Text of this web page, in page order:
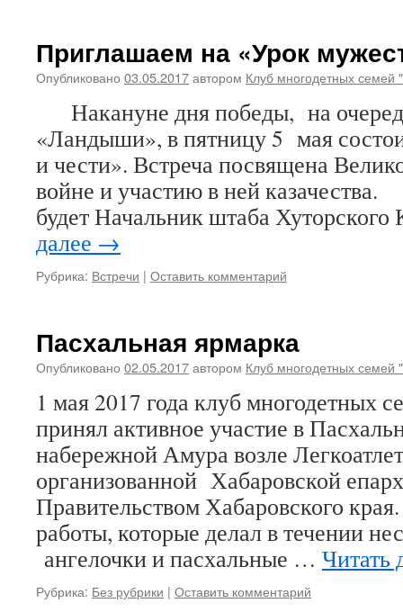
Приглашаем на «Урок
Опубликовано 03.05.2017автором Клуб многодетных
Накануне дня победы, на
«Ландыши», в пятницу 5 мая
и чести». Встреча посвящена
войне и участию в ней
будет Начальник штаба
далее →
Рубрика: Встречи | Оставить комментарий
Пасхальная ярмарка
Опубликовано 02.05.2017автором Клуб многодетных
1 мая 2017 года клуб многодетных
принял активное участие в
набережной Амура возле
организованной Хабаровской
Правительством Хабаровского
работы, которые делал в течении
ангелочки и пасхальные … Читать
Рубрика: Без рубрики | Оставить комментарий